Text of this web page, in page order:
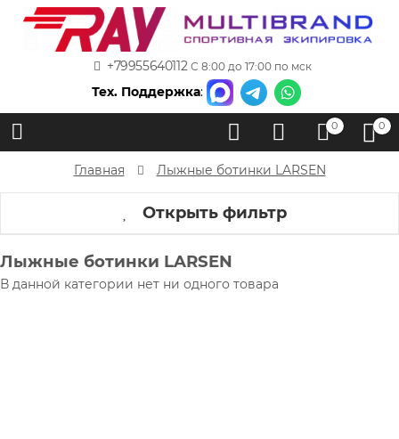
+79955640112 С 8:00 до 17:00 по мск
Тех. Поддержка:
0 0
Главная Лыжные ботинки LARSEN
Открыть фильтр
Лыжные ботинки LARSEN
В данной категории нет ни одного товара